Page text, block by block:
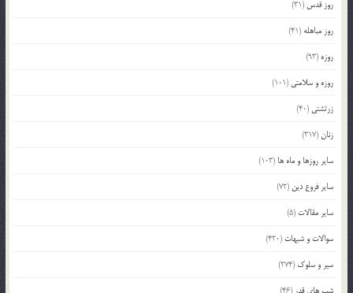
روز قدس (31)
روز مباهله (41)
روزه (93)
روزه و سلامتی (101)
زرتشتی (40)
زنان(317)
سایر روزها و ماه ها (103)
سایر فروع دین (72)
سایر مقالات (5)
سوالات و شبهات (420)
سیر و سلوک (274)